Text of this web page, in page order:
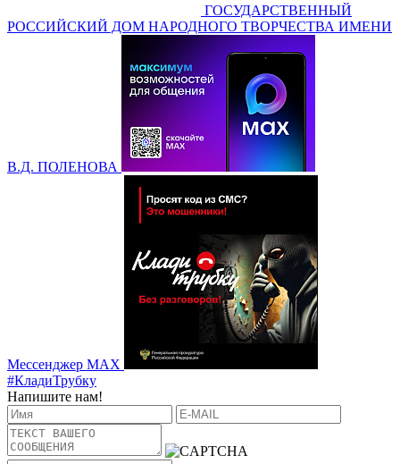
ГОСУДАРСТВЕННЫЙ
РОССИЙСКИЙ ДОМ НАРОДНОГО ТВОРЧЕСТВА ИМЕНИ
В.Д. ПОЛЕНОВА
Мессенджер MAX
#КладиТрубку
Напишите нам!